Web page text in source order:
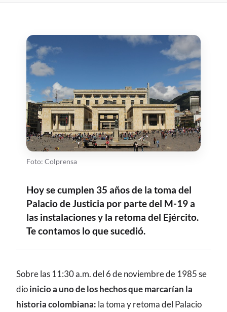
Foto: Colprensa
Hoy se cumplen 35 años de la toma del
Palacio de Justicia por parte del M-19 a
las instalaciones y la retoma del Ejército.
Te contamos lo que sucedió.
CONTENIDO
Sobre las 11:30 a.m. del 6 de noviembre de 1985 se
dioinicio a uno de los hechos que marcarían la
historia colombiana: la toma y retoma del Palacio